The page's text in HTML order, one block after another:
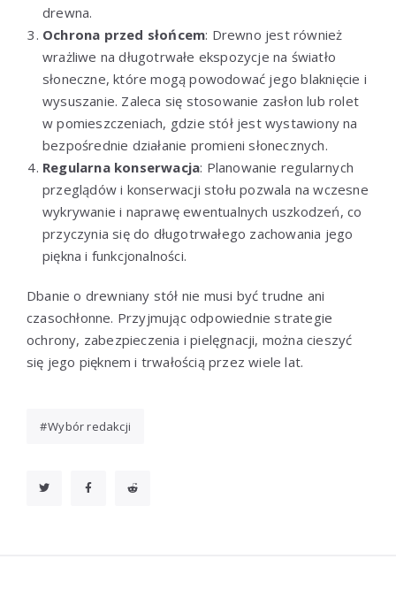
drewna.
Ochrona przed słońcem: Drewno jest również
wrażliwe na długotrwałe ekspozycje na światło
słoneczne, które mogą powodować jego blaknięcie i
wysuszanie. Zaleca się stosowanie zasłon lub rolet
w pomieszczeniach, gdzie stół jest wystawiony na
bezpośrednie działanie promieni słonecznych.
Regularna konserwacja: Planowanie regularnych
przeglądów i konserwacji stołu pozwala na wczesne
wykrywanie i naprawę ewentualnych uszkodzeń, co
przyczynia się do długotrwałego zachowania jego
piękna i funkcjonalności.
Dbanie o drewniany stół nie musi być trudne ani
czasochłonne. Przyjmując odpowiednie strategie
ochrony, zabezpieczenia i pielęgnacji, można cieszyć
się jego pięknem i trwałością przez wiele lat.
Wybór redakcji